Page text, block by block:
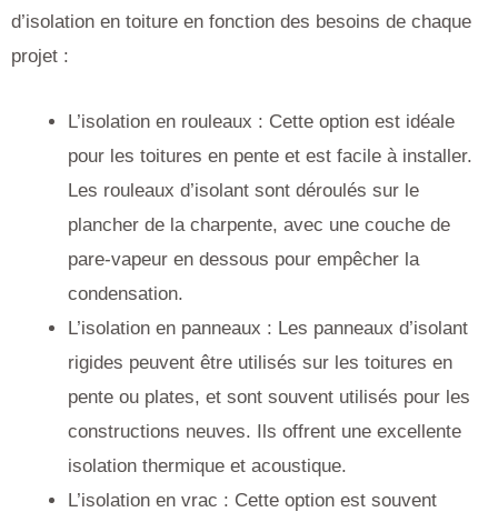
d’isolation en toiture en fonction des besoins de chaque
projet :
L’isolation en rouleaux : Cette option est idéale
pour les toitures en pente et est facile à installer.
Les rouleaux d’isolant sont déroulés sur le
plancher de la charpente, avec une couche de
pare-vapeur en dessous pour empêcher la
condensation.
L’isolation en panneaux : Les panneaux d’isolant
rigides peuvent être utilisés sur les toitures en
pente ou plates, et sont souvent utilisés pour les
constructions neuves. Ils offrent une excellente
isolation thermique et acoustique.
L’isolation en vrac : Cette option est souvent